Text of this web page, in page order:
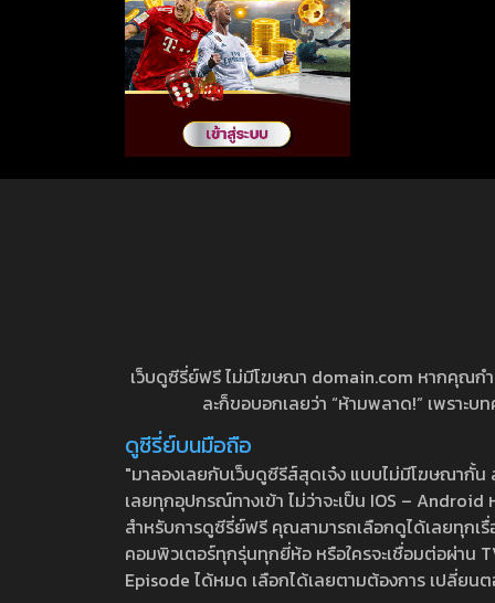
เว็บดูซีรี่ย์ฟรี ไม่มีโฆษณา domain.com หากคุณก
ละก็ขอบอกเลยว่า “ห้ามพลาด!” เพราะ
ดูซีรี่ย์บนมือถือ
"มาลองเลยกับเว็บดูซีรีส์สุดเจ๋ง แบบไม่มีโฆษณากั้
เลยทุกอุปกรณ์ทางเข้า ไม่ว่าจะเป็น IOS –
สำหรับการดูซีรี่ย์ฟรี คุณสามารถเลือกดูได้เลยทุกเ
คอมพิวเตอร์ทุกรุ่นทุกยี่ห้อ หรือใครจะเชื่อมต่อผ่าน
Episode ได้หมด เลือกได้เลยตามต้องการ เปลี่ยน